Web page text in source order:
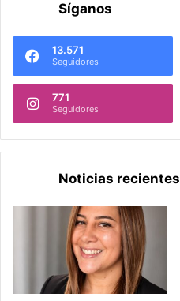
Síganos
13.571
Seguidores
771
Seguidores
Noticias recientes